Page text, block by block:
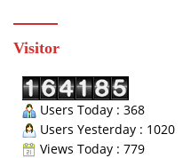
Visitor
Users Today : 368
Users Yesterday : 1020
Views Today : 779